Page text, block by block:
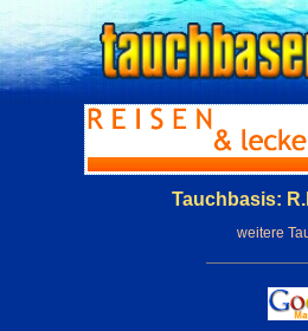
Tauchbasis:
weitere